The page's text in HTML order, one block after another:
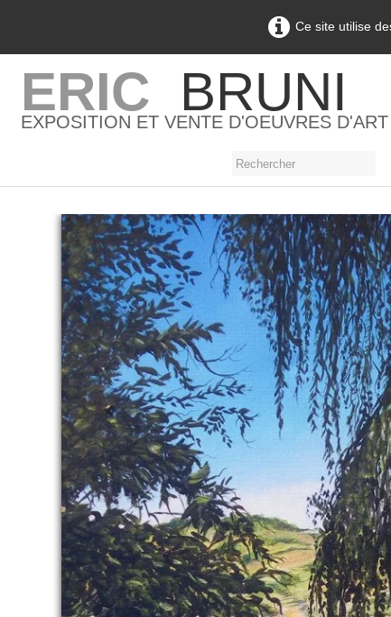
Ce site utilise
ERIC BRUNI
EXPOSITION ET VENTE D'OEUVRES